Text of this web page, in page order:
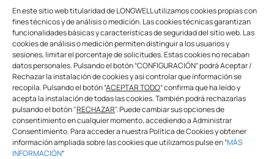
En este sitio web titularidad de LONGWELL utilizamos cookies propias con
fines técnicos y de análisis o medición. Las cookies técnicas garantizan
funcionalidades básicas y características de seguridad del sitio web. Las
cookies de análisis o medición permiten distinguir a los usuarios y
sesiones, limitar el porcentaje de solicitudes. Estas cookies no recaban
datos personales. Pulsando el botón “CONFIGURACIÓN” podrá Aceptar /
Rechazar la instalación de cookies y así controlar que información se
recopila. Pulsando el botón “ACEPTAR TODO” confirma que ha leído y
acepta la instalación de todas las cookies. También podrá rechazarlas
pulsando el botón "RECHAZAR". Puede cambiar sus opciones de
consentimiento en cualquier momento, accediendo a Administrar
Consentimiento. Para acceder a nuestra Política de Cookies y obtener
información ampliada sobre las cookies que utilizamos pulse en “MÁS
INFORMACIÓN”
UNIVERSO LONGWELL
>Salon
>Fan Área
>Formación
>Mayorista & distribuidor
SÍGUENOS